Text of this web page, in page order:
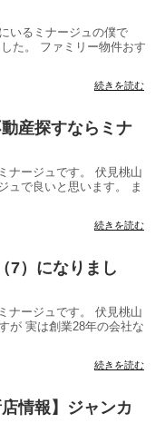
いるミナージュの僕で
た。 ファミリー物件おす
続きを読む
産探すならミナ
ナージュです。 伏見桃山
ュで良いと思います。 ま
続きを読む
7）になりまし
ナージュです。 伏見桃山
が 実は創業28年の会社な
続きを読む
情報】ジャンカ